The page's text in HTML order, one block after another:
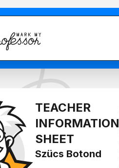
TEACHER
INFORMATION
SHEET
Szücs Botond